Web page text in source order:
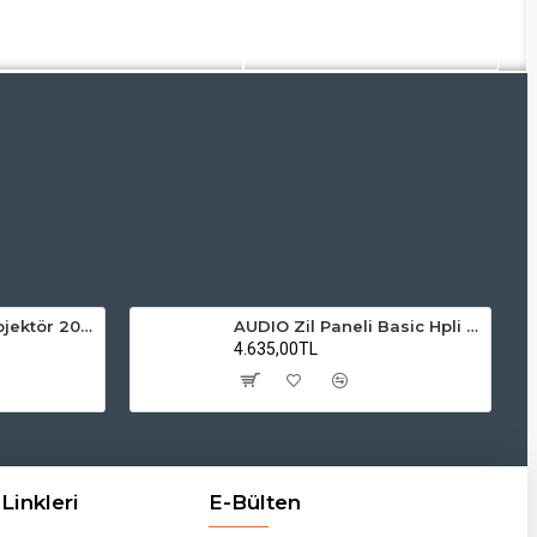
ZMR Solar LED Projektör 200W 6500K Beyaz Işık Dış Mekan Projektör
AUDIO Zil Paneli Basic Hpli Çift Buton 18'li Sesli Apartman Diafon Kapı Paneli
4.635,00TL
E-Bülten